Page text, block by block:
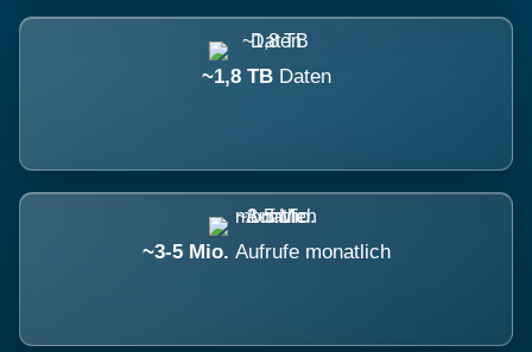
~1,8 TB Daten
~3-5 Mio. Aufrufe monatlich